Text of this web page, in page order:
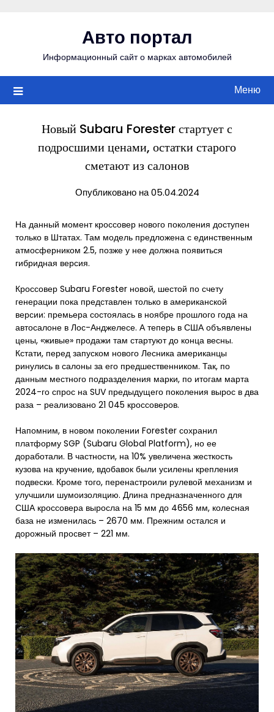
Авто портал
Информационный сайт о марках автомобилей
Меню
Новый Subaru Forester стартует с
подросшими ценами, остатки старого
сметают из салонов
Опубликовано на 05.04.2024
На данный момент кроссовер нового поколения доступен
только в Штатах. Там модель предложена с единственным
атмосферником 2.5, позже у нее должна появиться
гибридная версия.
Кроссовер Subaru Forester новой, шестой по счету
генерации пока представлен только в американской
версии: премьера состоялась в ноябре прошлого года на
автосалоне в Лос-Анджелесе. А теперь в США объявлены
цены, «живые» продажи там стартуют до конца весны.
Кстати, перед запуском нового Лесника американцы
ринулись в салоны за его предшественником. Так, по
данным местного подразделения марки, по итогам марта
2024-го спрос на SUV предыдущего поколения вырос в два
раза – реализовано 21 045 кроссоверов.
Напомним, в новом поколении Forester сохранил
платформу SGP (Subaru Global Platform), но ее
доработали. В частности, на 10% увеличена жесткость
кузова на кручение, вдобавок были усилены крепления
подвески. Кроме того, перенастроили рулевой механизм и
улучшили шумоизоляцию. Длина предназначенного для
США кроссовера выросла на 15 мм до 4656 мм, колесная
база не изменилась – 2670 мм. Прежним остался и
дорожный просвет – 221 мм.